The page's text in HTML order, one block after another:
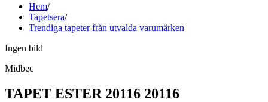
Hem/
Tapetsera/
Trendiga tapeter från utvalda varumärken
Ingen bild
Midbec
TAPET ESTER 20116 20116